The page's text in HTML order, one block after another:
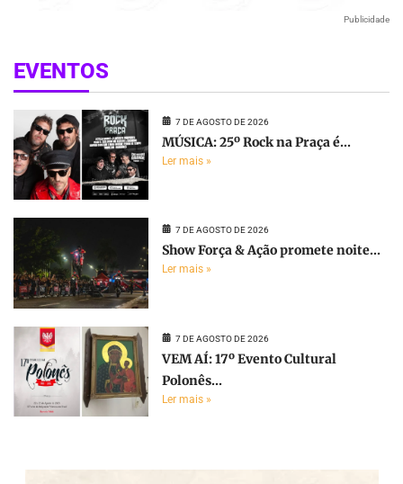
Publicidade
EVENTOS
7 DE AGOSTO DE 2026
MÚSICA: 25º Rock na Praça é...
Ler mais »
7 DE AGOSTO DE 2026
Show Força & Ação promete noite...
Ler mais »
7 DE AGOSTO DE 2026
VEM AÍ: 17º Evento Cultural
Polonês...
Ler mais »